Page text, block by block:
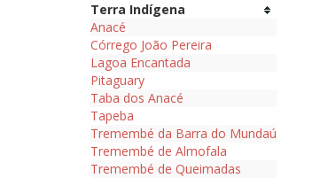
Terra Indígena
Anacé
Córrego João Pereira
Lagoa Encantada
Pitaguary
Taba dos Anacé
Tapeba
Tremembé da Barra do Mundaú
Tremembé de Almofala
Tremembé de Queimadas